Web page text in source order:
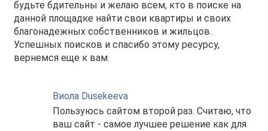
будьте бдительны и желаю всем, кто в поиске на
данной площадке найти свои квартиры и своих
благонадежных собственников и жильцов.
Успешных поисков и спасибо этому ресурсу,
вернемся еще к вам.
Виола Dusekeeva
Пользуюсь сайтом второй раз. Считаю, что
ваш сайт - самое лучшее решение как для